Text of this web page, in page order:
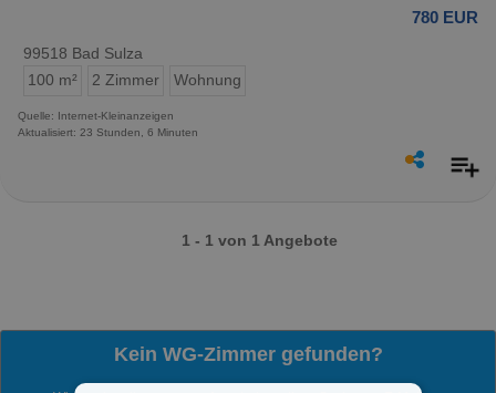
780 EUR
99518 Bad Sulza
100 m²
2 Zimmer Wohnung
Quelle: Internet-Kleinanzeigen
Aktualisiert: 23 Stunden, 6 Minuten
1 - 1 von 1 Angebote
Kein WG-Zimmer gefunden?